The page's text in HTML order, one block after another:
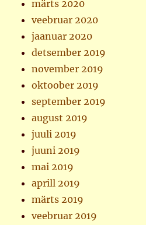
märts 2020
veebruar 2020
jaanuar 2020
detsember 2019
november 2019
oktoober 2019
september 2019
august 2019
juuli 2019
juuni 2019
mai 2019
aprill 2019
märts 2019
veebruar 2019